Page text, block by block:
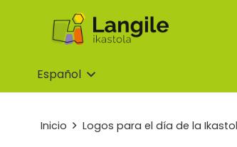
Español
Inicio Logos para el día de la